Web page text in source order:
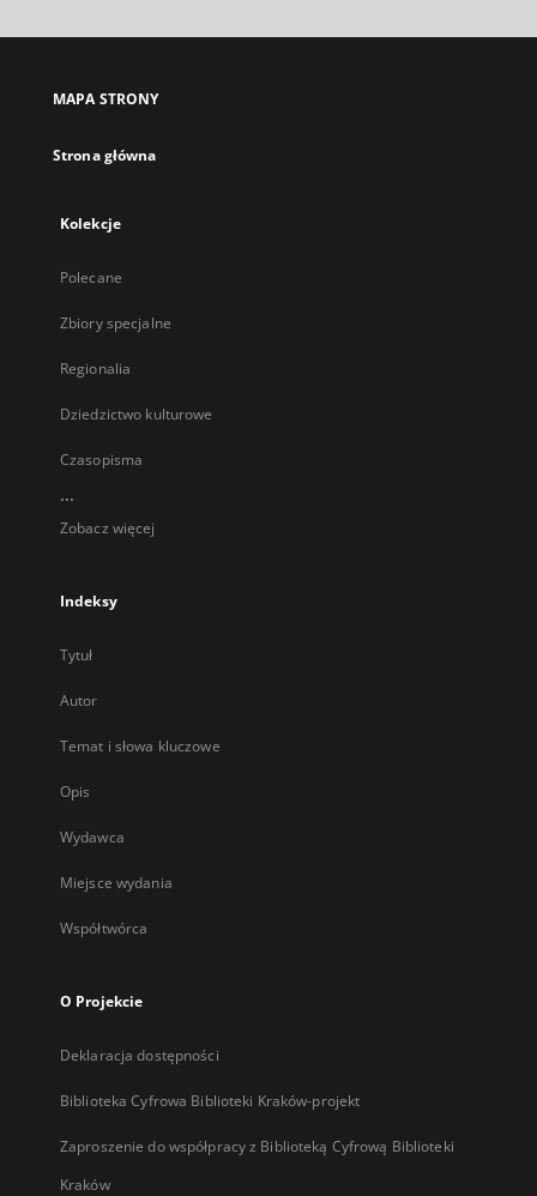
MAPA STRONY
Strona główna
Kolekcje
Polecane
Zbiory specjalne
Regionalia
Dziedzictwo kulturowe
Czasopisma
...
Zobacz więcej
Indeksy
Tytuł
Autor
Temat i słowa kluczowe
Opis
Wydawca
Miejsce wydania
Współtwórca
O Projekcie
Deklaracja dostępności
Biblioteka Cyfrowa Biblioteki Kraków-projekt
Zaproszenie do współpracy z Biblioteką Cyfrową Biblioteki
Kraków